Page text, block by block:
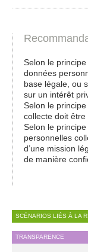
Selon le
données
base légale, ou
sur un intérêt
Selon le
collecte doit être
Selon le
personnelles
d’une mission
de manière
SCÉNARIOS LIÉS À LA
TRANSPARENCE